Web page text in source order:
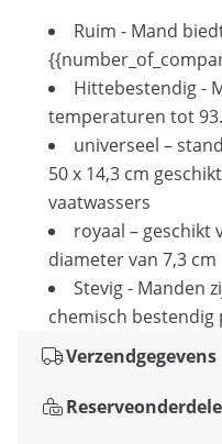
Ruim - Mand
Hittebestendig -
temperaturen tot
universeel –
50 x 14,3 cm
vaatwassers
royaal – geschikt
diameter van 7,3 cm
Stevig - Manden
chemisch bestendig
Verzendgegevens